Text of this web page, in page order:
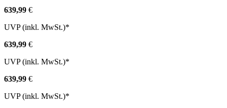
639,99 €
UVP (inkl. MwSt.)*
639,99 €
UVP (inkl. MwSt.)*
639,99 €
UVP (inkl. MwSt.)*